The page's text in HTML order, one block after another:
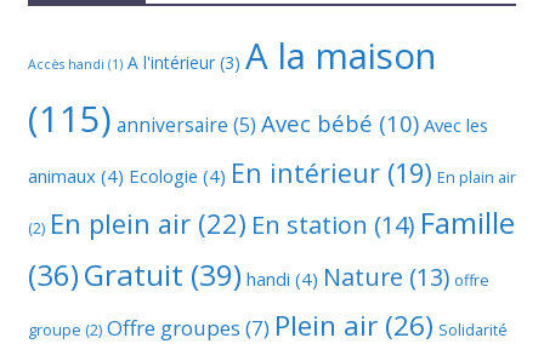
Accès handi (1) A l'intérieur(3) A la maison
(115) anniversaire (5) Avec bébé (10) Avec les
animaux(4) Ecologie (4) En intérieur(19) En plain air
(2) En plein air(22) En station (14) Famille
(36)Gratuit (39) handi (4) Nature (13) offre
groupe (2) Offre groupes (7) Plein air(26) Solidarité